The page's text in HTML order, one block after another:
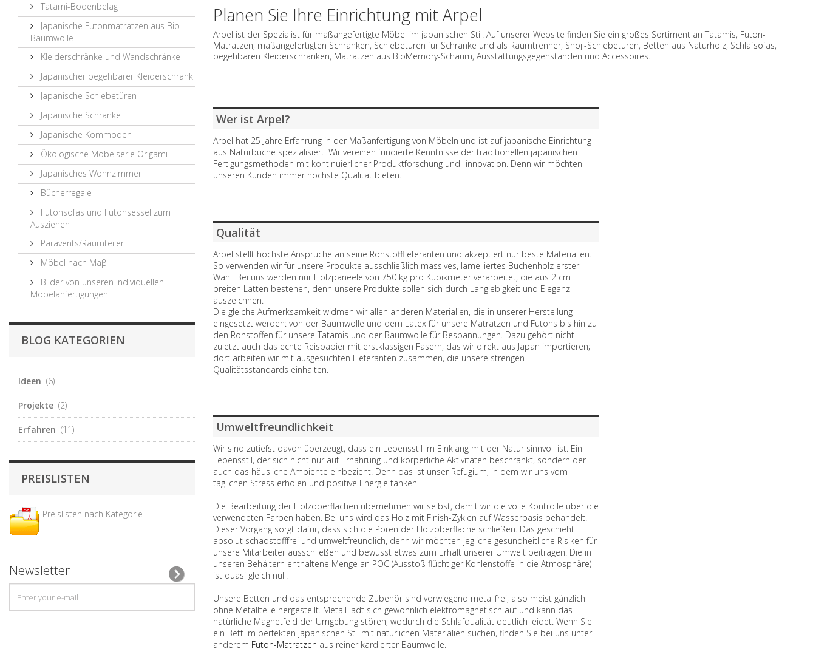
Tatami-Bodenbelag
Japanische Futonmatratzen aus Bio-
Baumwolle
Kleiderschränke und Wandschränke
Japanischer begehbarer Kleiderschrank
Japanische Schiebetüren
Japanische Schränke
Japanische Kommoden
Ökologische Möbelserie Origami
Japanisches Wohnzimmer
Bücherregale
Futonsofas und Futonsessel zum
Ausziehen
Paravents/Raumteiler
Möbel nach Maβ
Bilder von unseren individuellen
Möbelanfertigungen
BLOG KATEGORIEN
Ideen (6)
Projekte (2)
Erfahren (11)
PREISLISTEN
Preislisten nach Kategorie
Newsletter
Planen Sie Ihre Einrichtung mit Arpel
Arpel ist der Spezialist für maßangefertigte Möbel im japanischen Stil. Auf unserer Website finden Sie ein großes Sortiment an Tatamis, Futon-
Matratzen, maßangefertigten Schränken, Schiebetüren für Schränke und als Raumtrenner, Shoji-Schiebetüren, Betten aus Naturholz, Schlafsofas,
begehbaren Kleiderschränken, Matratzen aus BioMemory-Schaum, Ausstattungsgegenständen und Accessoires.
Wer ist Arpel?
Arpel hat 25 Jahre Erfahrung in der Maßanfertigung von Möbeln und ist auf japanische Einrichtung
aus Naturbuche spezialisiert. Wir vereinen fundierte Kenntnisse der traditionellen japanischen
Fertigungsmethoden mit kontinuierlicher Produktforschung und -innovation. Denn wir möchten
unseren Kunden immer höchste Qualität bieten.
Qualität
Arpel stellt höchste Ansprüche an seine Rohstofflieferanten und akzeptiert nur beste Materialien.
So verwenden wir für unsere Produkte ausschließlich massives, lamelliertes Buchenholz erster
Wahl. Bei uns werden nur Holzpaneele von 750 kg pro Kubikmeter verarbeitet, die aus 2 cm
breiten Latten bestehen, denn unsere Produkte sollen sich durch Langlebigkeit und Eleganz
auszeichnen.
Die gleiche Aufmerksamkeit widmen wir allen anderen Materialien, die in unserer Herstellung
eingesetzt werden: von der Baumwolle und dem Latex für unsere Matratzen und Futons bis hin zu
den Rohstoffen für unsere Tatamis und der Baumwolle für Bespannungen. Dazu gehört nicht
zuletzt auch das echte Reispapier mit erstklassigen Fasern, das wir direkt aus Japan importieren;
dort arbeiten wir mit ausgesuchten Lieferanten zusammen, die unsere strengen
Qualitätsstandards einhalten.
Umweltfreundlichkeit
Wir sind zutiefst davon überzeugt, dass ein Lebensstil im Einklang mit der Natur sinnvoll ist. Ein
Lebensstil, der sich nicht nur auf Ernährung und körperliche Aktivitäten beschränkt, sondern der
auch das häusliche Ambiente einbezieht. Denn das ist unser Refugium, in dem wir uns vom
täglichen Stress erholen und positive Energie tanken.
Die Bearbeitung der Holzoberflächen übernehmen wir selbst, damit wir die volle Kontrolle über die
verwendeten Farben haben. Bei uns wird das Holz mit Finish-Zyklen auf Wasserbasis behandelt.
Dieser Vorgang sorgt dafür, dass sich die Poren der Holzoberfläche schließen. Das geschieht
absolut schadstofffrei und umweltfreundlich, denn wir möchten jegliche gesundheitliche Risiken für
unsere Mitarbeiter ausschließen und bewusst etwas zum Erhalt unserer Umwelt beitragen. Die in
unseren Behältern enthaltene Menge an POC (Ausstoß flüchtiger Kohlenstoffe in die Atmosphäre)
ist quasi gleich null.
Unsere Betten und das entsprechende Zubehör sind vorwiegend metallfrei, also meist gänzlich
ohne Metallteile hergestellt. Metall lädt sich gewöhnlich elektromagnetisch auf und kann das
natürliche Magnetfeld der Umgebung stören, wodurch die Schlafqualität deutlich leidet. Wenn Sie
ein Bett im perfekten japanischen Stil mit natürlichen Materialien suchen, finden Sie bei uns unter
anderem Futon-Matratzen aus reiner kardierter Baumwolle.